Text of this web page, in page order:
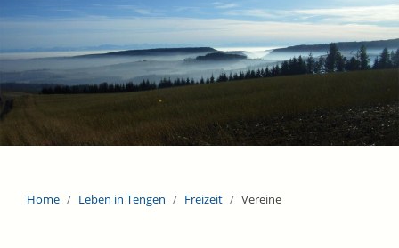
Home Leben in Tengen Freizeit Vereine